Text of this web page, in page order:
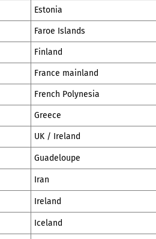
Estonia
Faroe Islands
Finland
France mainland
French Polynesia
Greece
UK / Ireland
Guadeloupe
Iran
Ireland
Iceland